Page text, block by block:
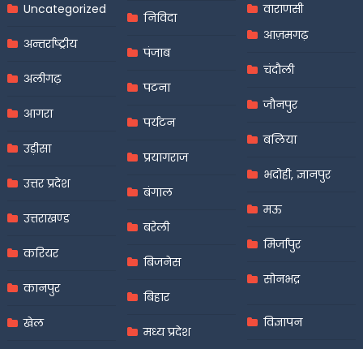
Uncategorized
अन्तर्राष्ट्रीय
अलीगढ़
आगरा
उड़ीसा
उत्तर प्रदेश
उत्तराखण्ड
करियर
कानपुर
खेल
निविदा
पंजाब
पटना
पर्यटन
प्रयागराज
बंगाल
बरेली
बिजनेस
बिहार
मध्य प्रदेश
वाराणसी
आज़मगढ़
चंदौली
जौनपुर
बलिया
भदोही, ज्ञानपुर
मऊ
मिर्जापुर
सोनभद्र
विज्ञापन